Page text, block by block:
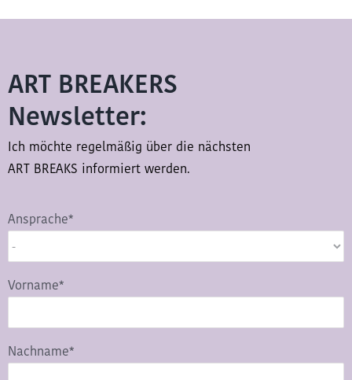
ART BREAKERS
Newsletter:
Ich möchte regelmäßig über die nächsten
ART BREAKS informiert werden.
Ansprache*
Vorname*
Nachname*